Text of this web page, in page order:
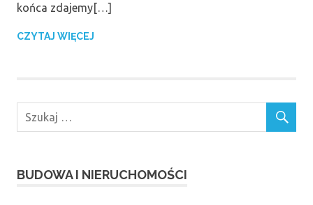
końca zdajemy[…]
CZYTAJ WIĘCEJ
BUDOWA I NIERUCHOMOŚCI